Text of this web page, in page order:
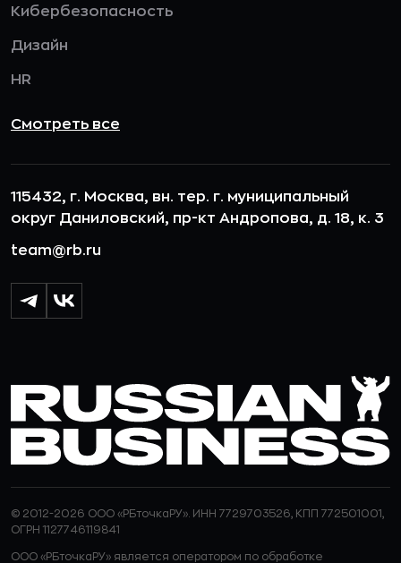
Кибербезопасность
Дизайн
HR
Смотреть все
115432, г. Москва, вн. тер. г. муниципальный
округ Даниловский, пр-кт Андропова, д. 18, к. 3
team@rb.ru
© 2012-2026 ООО «РБточкаРУ». ИНН 7729703526, КПП 772501001,
ОГРН 1127746119841
ООО «РБточкаРУ» является оператором по обработке